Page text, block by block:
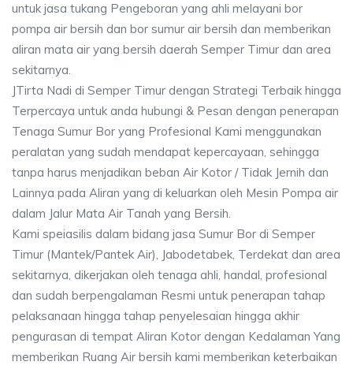
untuk jasa tukang Pengeboran yang ahli melayani bor
pompa air bersih dan bor sumur air bersih dan memberikan
aliran mata air yang bersih daerah Semper Timur dan area
sekitarnya.
JTirta Nadi di Semper Timur dengan Strategi Terbaik hingga
Terpercaya untuk anda hubungi & Pesan dengan penerapan
Tenaga Sumur Bor yang Profesional Kami menggunakan
peralatan yang sudah mendapat kepercayaan, sehingga
tanpa harus menjadikan beban Air Kotor / Tidak Jernih dan
Lainnya pada Aliran yang di keluarkan oleh Mesin Pompa air
dalam Jalur Mata Air Tanah yang Bersih.
Kami speiasilis dalam bidang jasa Sumur Bor di Semper
Timur (Mantek/Pantek Air), Jabodetabek, Terdekat dan area
sekitarnya, dikerjakan oleh tenaga ahli, handal, profesional
dan sudah berpengalaman Resmi untuk penerapan tahap
pelaksanaan hingga tahap penyelesaian hingga akhir
pengurasan di tempat Aliran Kotor dengan Kedalaman Yang
memberikan Ruang Air bersih kami memberikan keterbaikan